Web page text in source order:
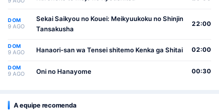
DOM
9 AGO
Sekai Saikyou no Kouei: Meikyuukoku no Shinjin
Tansakusha
22:00
DOM
9 AGO Hanaori-san wa Tensei shitemo Kenka ga Shitai 02:00
DOM
9 AGO Oni no Hanayome 00:30
A equipe recomenda